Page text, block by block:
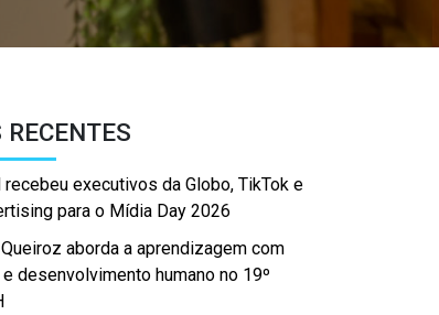
RECENTES
recebeu executivos da Globo, TikTok e
para o Mídia Day 2026
aborda a aprendizagem com
desenvolvimento humano no 19º